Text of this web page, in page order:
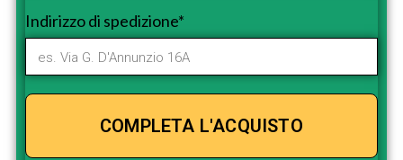
Indirizzo di spedizione*